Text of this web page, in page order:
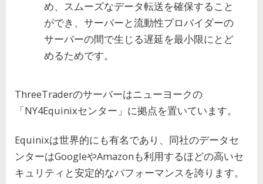
め、スムーズなデータ転送を確保すること
ができ、サーバーと流動性プロバイダーの
サーバーの間で生じる遅延を最小限にとど
めるためです。
ThreeTraderのサーバーはニューヨークの
「NY4Equinixセンター」に拠点を置いています。
Equinixは世界的にも有名であり、同社のデータセ
ンターはGoogleやAmazonも利用するほどの高いセ
キュリティと安定的なパフォーマンスを誇ります。